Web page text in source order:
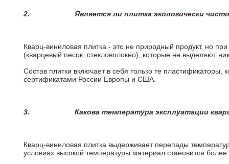
2. Является ли плитка экологически
Кварц-виниловая плитка - это не природный продукт, но
(кварцевый песок, стекловолокно), которые не выделяют
Состав плитки включает в себя только те
сертификатами России Европы и США.
3. Какова температура эксплуатации
Кварц-виниловая плитка выдерживает перепады
условиях высокой температуры материал становится